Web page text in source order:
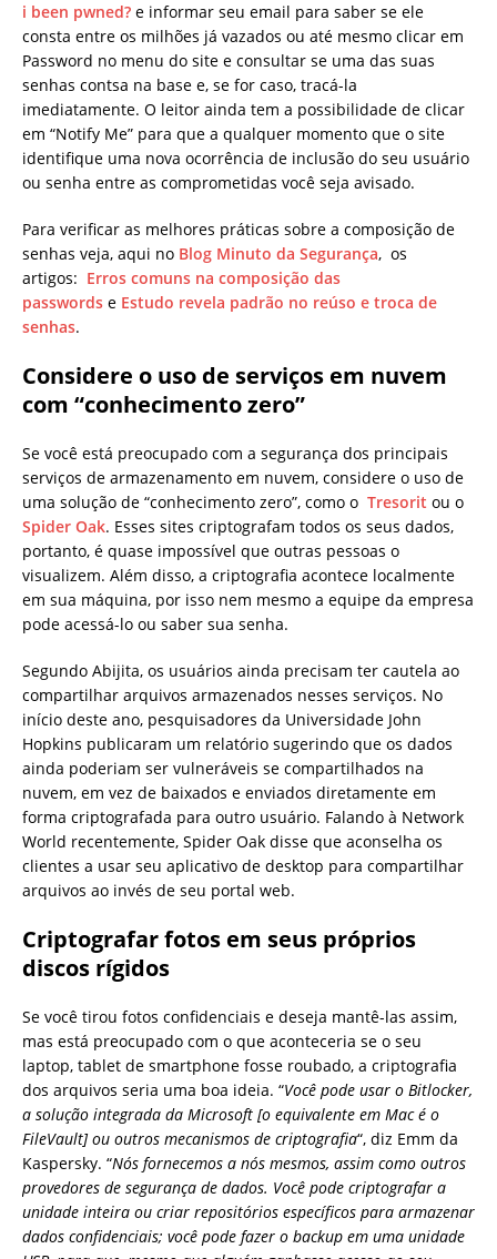
i been pwned? e informar seu email para saber se ele
consta entre os milhões já vazados ou até mesmo clicar em
Password no menu do site e consultar se uma das suas
senhas contsa na base e, se for caso, tracá-la
imediatamente. O leitor ainda tem a possibilidade de clicar
em “Notify Me” para que a qualquer momento que o site
identifique uma nova ocorrência de inclusão do seu usuário
ou senha entre as comprometidas você seja avisado.
Para verificar as melhores práticas sobre a composição de
senhas veja, aqui no Blog Minuto da Segurança, os
artigos: Erros comuns na composição das
passwords e Estudo revela padrão no reúso e troca de
senhas.
Considere o uso de serviços em nuvem
com “conhecimento zero”
Se você está preocupado com a segurança dos principais
serviços de armazenamento em nuvem, considere o uso de
uma solução de “conhecimento zero”, como o Tresorit ou o
Spider Oak. Esses sites criptografam todos os seus dados,
portanto, é quase impossível que outras pessoas o
visualizem. Além disso, a criptografia acontece localmente
em sua máquina, por isso nem mesmo a equipe da empresa
pode acessá-lo ou saber sua senha.
Segundo Abijita, os usuários ainda precisam ter cautela ao
compartilhar arquivos armazenados nesses serviços. No
início deste ano, pesquisadores da Universidade John
Hopkins publicaram um relatório sugerindo que os dados
ainda poderiam ser vulneráveis se compartilhados na
nuvem, em vez de baixados e enviados diretamente em
forma criptografada para outro usuário. Falando à Network
World recentemente, Spider Oak disse que aconselha os
clientes a usar seu aplicativo de desktop para compartilhar
arquivos ao invés de seu portal web.
Criptografar fotos em seus próprios
discos rígidos
Se você tirou fotos confidenciais e deseja mantê-las assim,
mas está preocupado com o que aconteceria se o seu
laptop, tablet de smartphone fosse roubado, a criptografia
dos arquivos seria uma boa ideia. “Você pode usar o Bitlocker,
a solução integrada da Microsoft [o equivalente em Mac é o
FileVault] ou outros mecanismos de criptografia“, diz Emm da
Kaspersky. “Nós fornecemos a nós mesmos, assim como outros
provedores de segurança de dados. Você pode criptografar a
unidade inteira ou criar repositórios específicos para armazenar
dados confidenciais; você pode fazer o backup em uma unidade